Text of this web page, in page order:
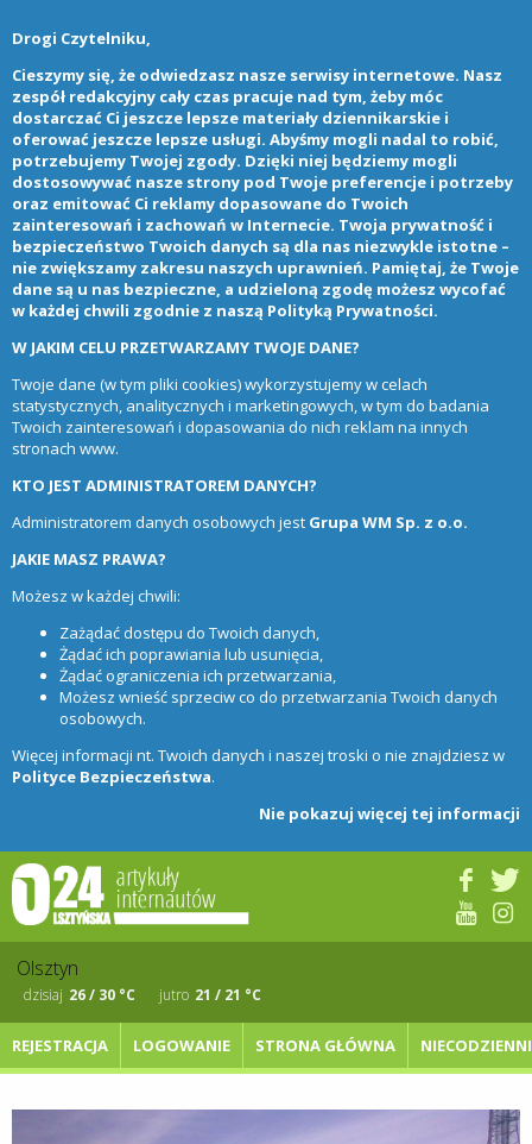
Drogi Czytelniku,
Cieszymy się, że odwiedzasz nasze serwisy internetowe. Nasz
zespół redakcyjny cały czas pracuje nad tym, żeby móc
dostarczać Ci jeszcze lepsze materiały dziennikarskie i
oferować jeszcze lepsze usługi. Abyśmy mogli nadal to robić,
potrzebujemy Twojej zgody. Dzięki niej będziemy mogli
dostosowywać nasze strony pod Twoje preferencje i potrzeby
oraz emitować Ci reklamy dopasowane do Twoich
zainteresowań i zachowań w Internecie. Twoja prywatność i
bezpieczeństwo Twoich danych są dla nas niezwykle istotne –
nie zwiększamy zakresu naszych uprawnień. Pamiętaj, że Twoje
dane są u nas bezpieczne, a udzieloną zgodę możesz wycofać
w każdej chwili zgodnie z naszą Polityką Prywatności.
W JAKIM CELU PRZETWARZAMY TWOJE DANE?
Twoje dane (w tym pliki cookies) wykorzystujemy w celach
statystycznych, analitycznych i marketingowych, w tym do badania
Twoich zainteresowań i dopasowania do nich reklam na innych
stronach www.
KTO JEST ADMINISTRATOREM DANYCH?
Administratorem danych osobowych jest Grupa WM Sp. z o.o.
JAKIE MASZ PRAWA?
Możesz w każdej chwili:
Zażądać dostępu do Twoich danych,
Żądać ich poprawiania lub usunięcia,
Żądać ograniczenia ich przetwarzania,
Możesz wnieść sprzeciw co do przetwarzania Twoich danych
osobowych.
Więcej informacji nt. Twoich danych i naszej troski o nie znajdziesz w
Polityce Bezpieczeństwa.
Nie pokazuj więcej tej informacji
dzisiaj 26 / 30 °C jutro 21 / 21 °C
REJESTRACJA LOGOWANIE STRONA GŁÓWNA